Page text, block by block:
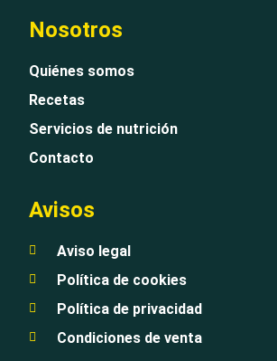
Nosotros
Quiénes somos
Recetas
Servicios de nutrición
Contacto
Avisos
Aviso legal
Política de cookies
Política de privacidad
Condiciones de venta